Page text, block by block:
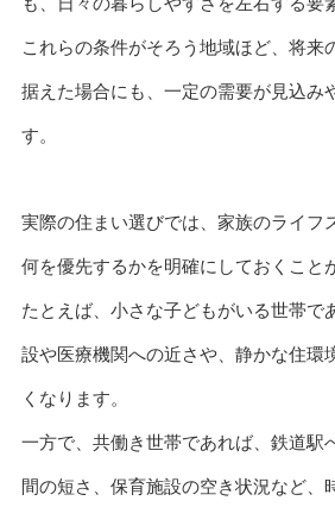
これらの条件がそろう地域ほど、将来
据えた場合にも、一定の需要が見込み
す。
実際の住まい選びでは、家族のライフ
何を優先するかを明確にしておくこと
たとえば、小さな子どもがいる世帯で
設や医療機関への近さや、静かな住環
くなります。
一方で、共働き世帯であれば、鉄道駅
間の短さ、保育施設の空き状況など、